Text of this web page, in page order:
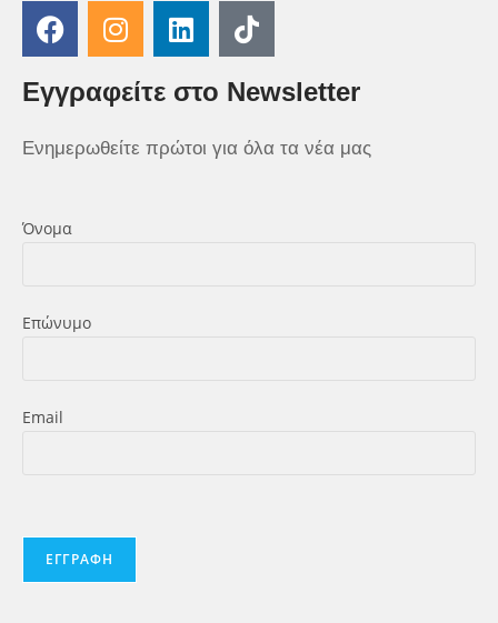
Εγγραφείτε στο Newsletter
Ενημερωθείτε πρώτοι για όλα τα νέα μας
Όνομα
Επώνυμο
Εmail